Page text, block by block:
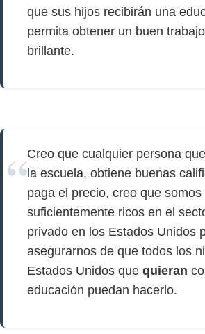
que sus hijos recibirán una
permita obtener un buen
brillante.
Creo que cualquier persona
la escuela, obtiene buenas
paga el precio, creo que somos
suficientemente ricos en el
privado en los Estados Unidos
asegurarnos de que todos los
Estados Unidos que quieran
educación puedan hacerlo.